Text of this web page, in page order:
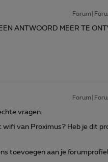
ANTWOORD MEER TE
vragen.
van Proximus? Heb je dit
toevoegen aan je